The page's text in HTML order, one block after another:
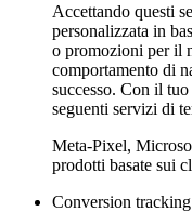
Accettando questi
personalizzata in
o promozioni per il
comportamento di
successo. Con il
seguenti servizi di
Meta-Pixel,
prodotti basate sui
Conversion tracking